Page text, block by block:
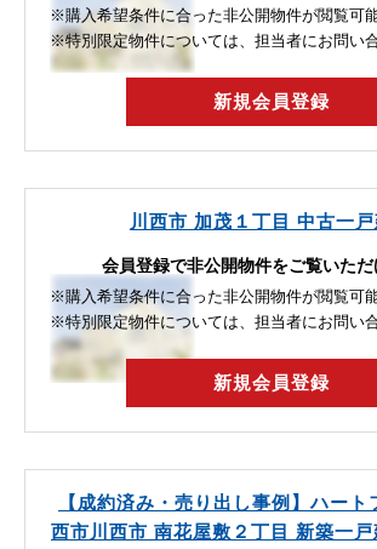
※購入希望条件に合った非公開物件が閲覧可能
※特別限定物件については、担当者にお問い
新規会員登録
川西市 加茂１丁目 中古一戸
会員登録で非公開物件をご覧いただ
※購入希望条件に合った非公開物件が閲覧可能
※特別限定物件については、担当者にお問い
新規会員登録
【成約済み・売り出し事例】ハート
西市川西市 南花屋敷２丁目 新築一